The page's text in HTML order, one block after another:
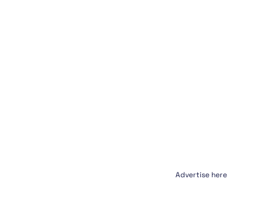
Advertise here